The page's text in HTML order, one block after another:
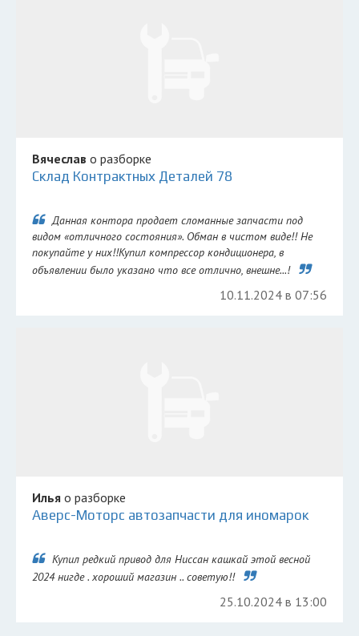
Вячеслав о разборке
Склад Контрактных Деталей 78
Данная контора продает сломанные запчасти под
видом «отличного состояния». Обман в чистом виде!! Не
покупайте у них!!Купил компрессор кондиционера, в
объявлении было указано что все отлично, внешне...!
10.11.2024 в 07:56
Илья о разборке
Аверс-Моторс автозапчасти для иномарок
Купил редкий привод для Ниссан кашкай этой весной
2024 нигде . хороший магазин .. советую!!
25.10.2024 в 13:00